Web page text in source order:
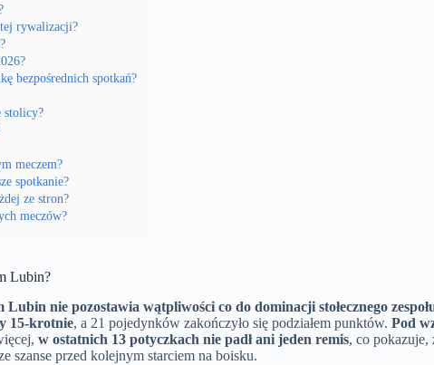
rywalizacji?
bezpośrednich spotkań?
stolicy?
meczem?
spotkanie?
ze stron?
meczów?
Lubin?
nie pozostawia wątpliwości co do dominacji stołecznego
15-krotnie, a 21 pojedynków zakończyło się podziałem punktów. Pod
w ostatnich 13 potyczkach nie padł ani jeden remis, co pokazuje,
szanse przed kolejnym starciem na boisku.